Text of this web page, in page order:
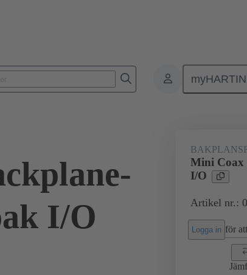
I/O
Mini Coax
I/O
Artikel nr.:
Logga in för